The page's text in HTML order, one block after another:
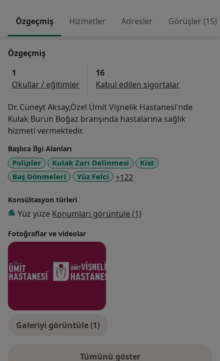
Özgeçmiş Hizmetler Adresler Görüşler (15)
Özgeçmiş
1
Okullar / eğitimler
16
Kabul edilen sigortalar
Dr. Cüneyt Aksay,Özel Ümit Vişnelik Hastanesi'nde
Kulak Burun Boğaz branşında hastalarına sağlık
hizmeti vermektedir.
Başlıca İlgi Alanları
Polipler Kulak Zarı Delinmesi
Kist
Baş Dönmeleri
Yüz Felci +122
Konsültasyon türleri
Yüz yüze Konumları görüntüle (1)
Fotoğraflar ve videolar
Galeriyi görüntüle (1)
Tümünü göster